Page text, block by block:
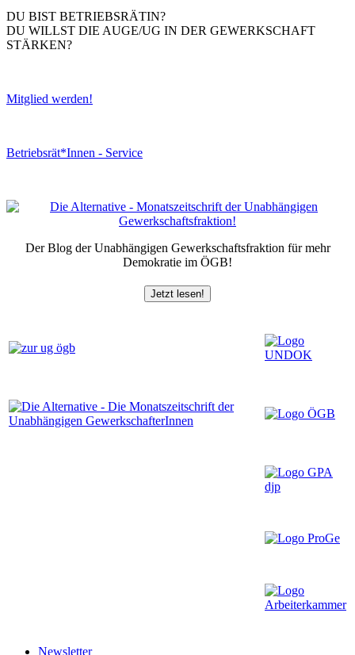
DU BIST BETRIEBSRÄTIN?
DU WILLST DIE AUGE/UG IN DER GEWERKSCHAFT
STÄRKEN?
Mitglied werden!
Betriebsrät*Innen - Service
Der Blog der Unabhängigen Gewerkschaftsfraktion für mehr
Demokratie im ÖGB!
Jetzt lesen!
Newsletter